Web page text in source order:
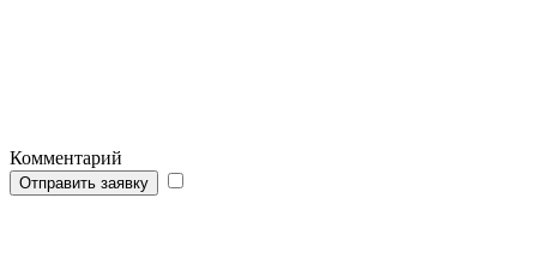
Комментарий
Отправить заявку